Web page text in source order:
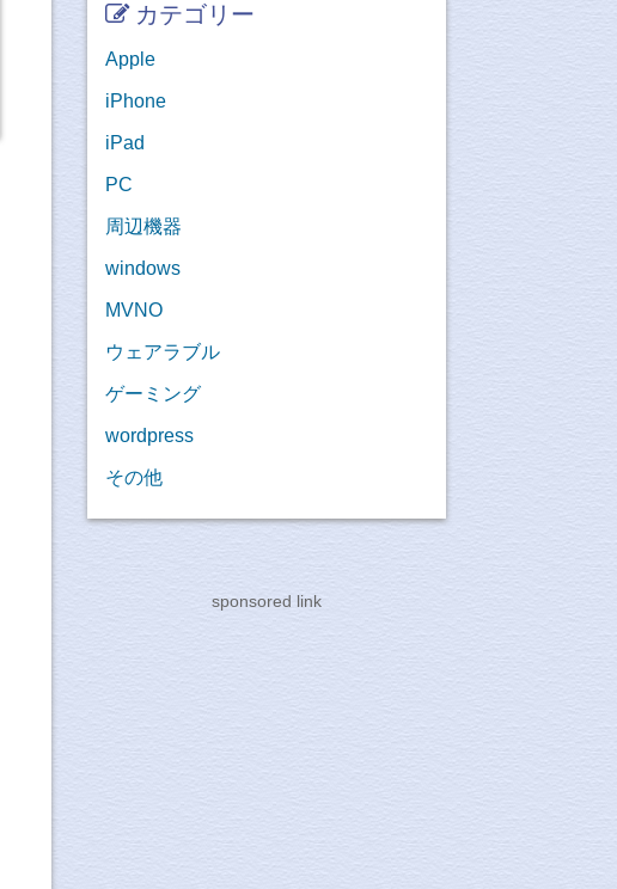
カテゴリー
Apple
iPhone
iPad
PC
周辺機器
windows
MVNO
ウェアラブル
ゲーミング
wordpress
その他
sponsored link